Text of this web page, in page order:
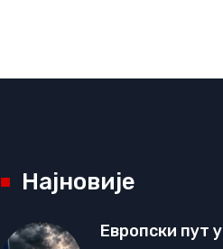
Најновије
Европски пут